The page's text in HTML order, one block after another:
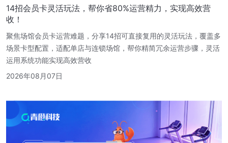
14招会员卡灵活玩法，帮你省80%运营精力，实现高效营
收！
聚焦场馆会员卡运营难题，分享14招可直接复用的灵活玩法，覆盖多
场景卡型配置，适配单店与连锁场馆，帮你精简冗余运营步骤，灵活
运用系统功能实现高效营收
2026年08月07日